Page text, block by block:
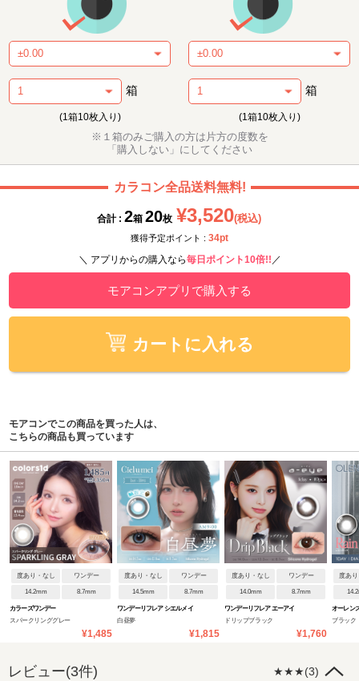
箱
(1箱10枚入り)
箱
(1箱10枚入り)
※１箱のみご購入の方は片方の度数を
「購入しない」にしてください
カラコン全品送料無料!
合計 : 2箱 20枚 ¥3,520(税込)
獲得予定ポイント : 34pt
＼ アプリからの購入なら毎日ポイント10倍!! ／
モアコンアプリで購入する
カートに入れる
モアコンでこの商品を買った人は、
こちらの商品も買っています
度あり・なし ワンデー
14.2mm 8.7mm
カラーズワンデー
スパークリンググレー
¥1,485
度あり・なし ワンデー
14.5mm 8.7mm
ワンデーリフレア シエルメイ
白昼夢
¥1,815
度あり・なし ワンデー
14.0mm 8.7mm
ワンデーリフレア エーアイ
ドリップブラック
¥1,760
度あ
オーレン
ブラック
レビュー(3件) ★★★(3)